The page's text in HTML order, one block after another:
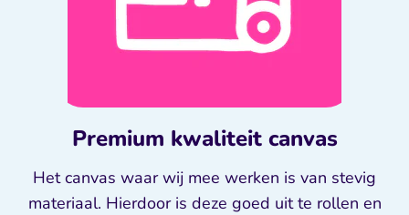
Premium kwaliteit canvas
Het canvas waar wij mee werken is van stevig
materiaal. Hierdoor is deze goed uit te rollen en